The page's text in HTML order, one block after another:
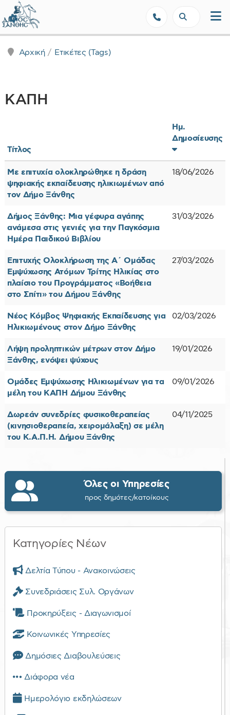
Αρχική Ετικέτες (Tags)
ΚΑΠΗ
Τίτλος
Ημ.
Δημοσίευσης
Με επιτυχία ολοκληρώθηκε η δράση
ψηφιακής εκπαίδευσης ηλικιωμένων από
τον Δήμο Ξάνθης
18/06/2026
Δήμος Ξάνθης: Μια γέφυρα αγάπης
ανάμεσα στις γενιές για την Παγκόσμια
Ημέρα Παιδικού Βιβλίου
31/03/2026
Επιτυχής Ολοκλήρωση της Α΄ Ομάδας
Εμψύχωσης Ατόμων Τρίτης Ηλικίας στο
πλαίσιο του Προγράμματος «Βοήθεια
στο Σπίτι» του Δήμου Ξάνθης
27/03/2026
Νέος Κόμβος Ψηφιακής Εκπαίδευσης για
Ηλικιωμένους στον Δήμο Ξάνθης
02/03/2026
Λήψη προληπτικών μέτρων στον Δήμο
Ξάνθης, ενόψει ψύχους
19/01/2026
Ομάδες Εμψύχωσης Ηλικιωμένων για τα
μέλη του ΚΑΠΗ Δήμου Ξάνθης
09/01/2026
Δωρεάν συνεδρίες φυσικοθεραπείας
(κινησιοθεραπεία, χειρομάλαξη) σε μέλη
του Κ.Α.Π.Η. Δήμου Ξάνθης
04/11/2025
Όλες οι Υπηρεσίες
προς δημότες/κατοίκους
Κατηγορίες Νέων
Δελτία Τύπου - Ανακοινώσεις
Συνεδριάσεις Συλ. Οργάνων
Προκηρύξεις - Διαγωνισμοί
Κοινωνικές Υπηρεσίες
Δημόσιες Διαβουλεύσεις
Διάφορα νέα
Ημερολόγιο εκδηλώσεων